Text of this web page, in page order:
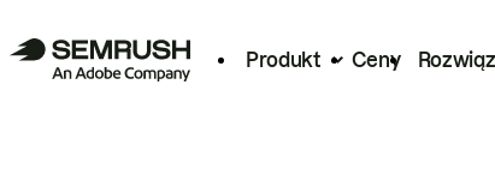
Produkt Ceny